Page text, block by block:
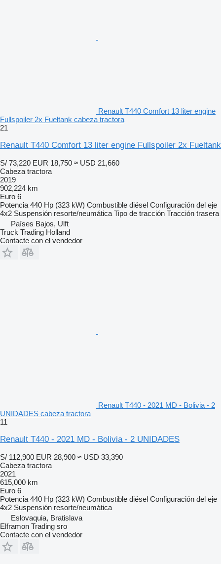
Renault T440 Comfort 13 liter engine
Fullspoiler 2x Fueltank cabeza tractora
21
Renault T440 Comfort 13 liter engine Fullspoiler 2x Fueltank
S/ 73,220 EUR 18,750 ≈ USD 21,660
Cabeza tractora
2019
902,224 km
Euro 6
Potencia 440 Hp (323 kW) Combustible diésel Configuración del eje
4x2 Suspensión resorte/neumática Tipo de tracción Tracción trasera
Países Bajos, Ulft
Truck Trading Holland
Contacte con el vendedor
Renault T440 - 2021 MD - Bolivia - 2
UNIDADES cabeza tractora
11
Renault T440 - 2021 MD - Bolivia - 2 UNIDADES
S/ 112,900 EUR 28,900 ≈ USD 33,390
Cabeza tractora
2021
615,000 km
Euro 6
Potencia 440 Hp (323 kW) Combustible diésel Configuración del eje
4x2 Suspensión resorte/neumática
Eslovaquia, Bratislava
Elframon Trading sro
Contacte con el vendedor